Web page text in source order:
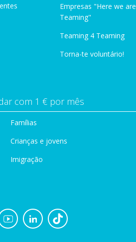
Empresas "Here we are
Teaming"
Teaming 4 Teaming
Torna-te voluntário!
com 1 € por mês
Famílias
Crianças e jovens
Imigração